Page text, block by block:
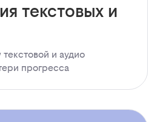
текстовых и
и аудио
прогресса